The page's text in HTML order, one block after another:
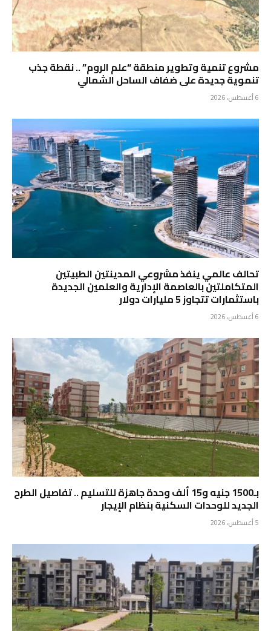
مشروع تنمية وتطوير منطقة “علم الروم” .. نقطة جذب
تنموية جديدة على ضفاف الساحل الشمالي
6 أغسطس، 2026
تحالف عالمي ينفذ مشروعي المدينتين الطبيتين
المتكاملتين بالعاصمة الإدارية والعلمين الجديدة
باستثمارات تتجاوز 5 مليارات دولار
6 أغسطس، 2026
بـ1500 جنيه و15 ألف وحدة جاهزة للتسليم .. تفاصيل الطرح
الجديد للوحدات السكنية بنظام الإيجار
5 أغسطس، 2026